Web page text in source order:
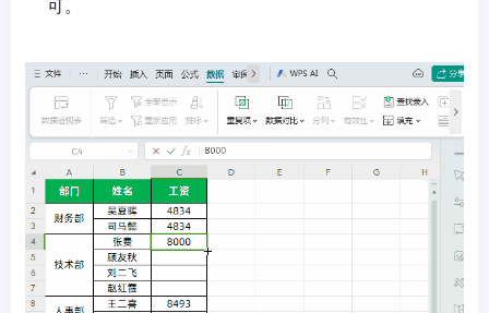
可。